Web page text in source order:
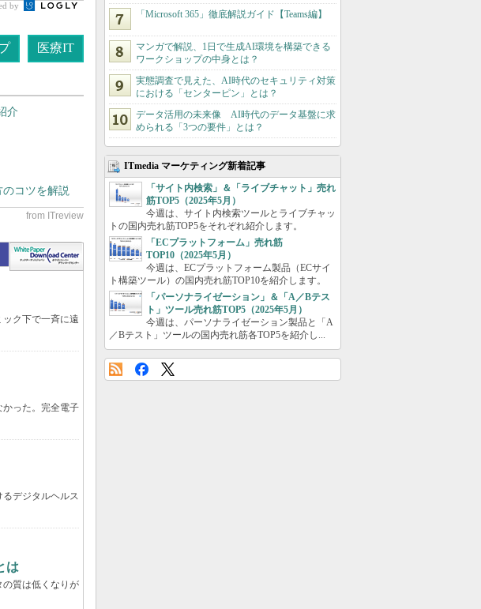
by
医療IT
介
のコツを解説
ク下で一斉に遠
った。完全電子
デジタルヘルス
は
の質は低くなりが
「Microsoft 365」徹底解説ガイド【Teams編】
マンガで解説、1日で生成AI環境を構築できる
ワークショップの中身とは？
実態調査で見えた、AI時代のセキュリティ対策
における「センターピン」とは？
データ活用の未来像 AI時代のデータ基盤に求
められる「3つの要件」とは？
ITmedia マーケティング新着記事
「サイト内検索」＆「ライブチャット」売れ
筋TOP5（2025年5月）
今週は、サイト内検索ツールとライブチャッ
トの国内売れ筋TOP5をそれぞれ紹介します。
「ECプラットフォーム」売れ筋
TOP10（2025年5月）
今週は、ECプラットフォーム製品（ECサイ
ト構築ツール）の国内売れ筋TOP10を紹介します。
「パーソナライゼーション」＆「A／Bテス
ト」ツール売れ筋TOP5（2025年5月）
今週は、パーソナライゼーション製品と「A
／Bテスト」ツールの国内売れ筋各TOP5を紹介し...